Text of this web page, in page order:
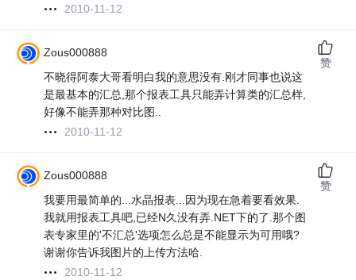
2010-11-12
Zous000888
不晓得阿泰大哥看明白我的意思没有.刚才同事也说这
是最基本的汇总,那个报表工具只能弄计算类的汇总样,
好像不能弄那种对比图..
2010-11-12
赞
Zous000888
我要用最简单的...水晶报表...因为现在急着要看效果.
我就用报表工具吧,已经N久没有弄.NET下的了.那个图
表专家里的'不汇总'选项怎么总是不能显示为可用哦?
谢谢你告诉我图片的上传方法哈.
2010-11-12
赞